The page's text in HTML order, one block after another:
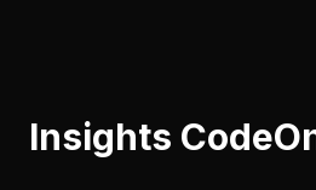
Insights